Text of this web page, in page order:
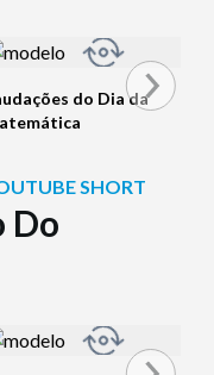
do Dia da
SHORT
Do